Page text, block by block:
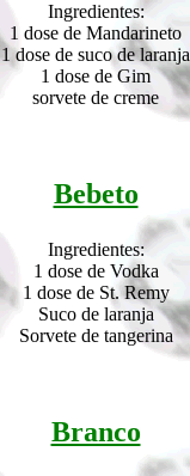
Ingredientes:
1 dose de Mandarineto
1 dose de suco de laranja
1 dose de Gim
sorvete de creme
Bebeto
Ingredientes:
1 dose de Vodka
1 dose de St. Remy
Suco de laranja
Sorvete de tangerina
Branco